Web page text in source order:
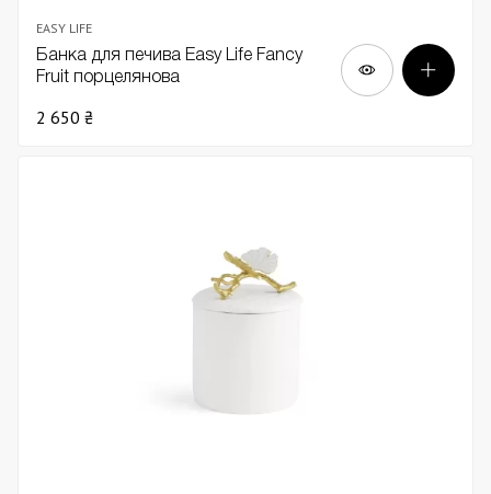
EASY LIFE
Банка для печива Easy Life Fancy
Fruit порцелянова
2 650 ₴